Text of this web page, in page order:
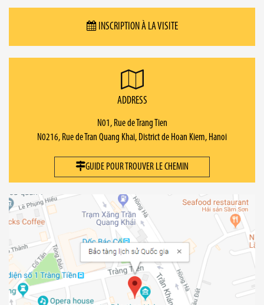
INSCRIPTION À LA VISITE
ADDRESS
N01, Rue de Trang Tien
N0216, Rue de Tran Quang Khai, District de Hoan Kiem, Hanoi
GUIDE POUR TROUVER LE CHEMIN